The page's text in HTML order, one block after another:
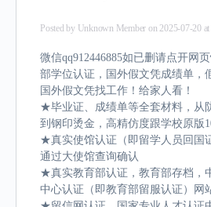
Posted by Unknown Member on 2025-07-20
微信qq912446885如已删请点开网
部学位认证，国外假文凭成绩单，
国外假文凭找工作！给家人看！
★毕业证、成绩单等全套材料，从
到钢印烫金，高精仿度跟学校原版
★真实使馆认证（即留学人员回国
通过大使馆查询确认
★真实教育部认证，教育部存档，
中心认证（即教育部留服认证）网